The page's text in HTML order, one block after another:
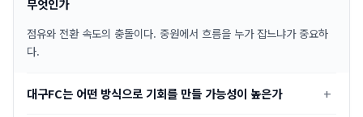
무엇인가
점유와 전환 속도의 충돌이다. 중원에서 흐름을 누가 잡느냐가 중요하
다.
대구FC는 어떤 방식으로 기회를 만들 가능성이 높은가